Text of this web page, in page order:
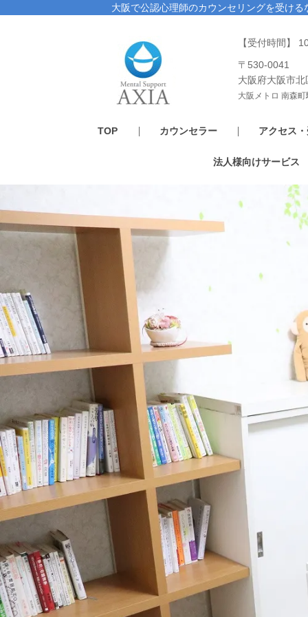
大阪で公認心理師のカウンセリングを受け
【受付時間】
〒530-0041
大阪府大阪市
大阪メトロ 南森
TOP カウンセラー アクセス
法人様向けサービス